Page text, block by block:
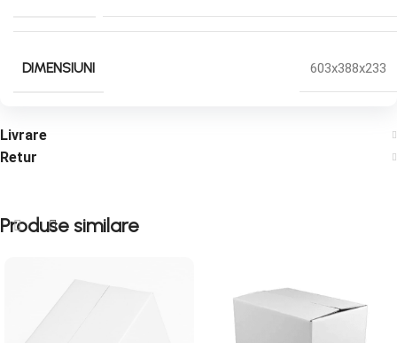
DIMENSIUNI 603x388x233
Livrare
Retur
Produse similare